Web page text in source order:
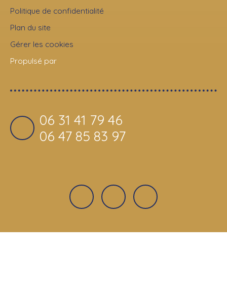
Politique de confidentialité
Plan du site
Gérer les cookies
Propulsé par
06 31 41 79 46
06 47 85 83 97